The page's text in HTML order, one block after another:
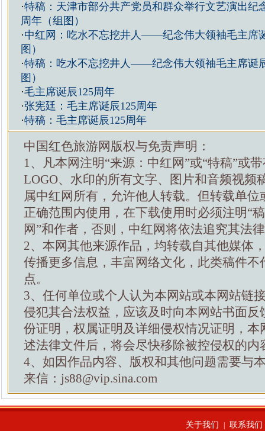
·特稿：天津市部分共产党员和群众举行文艺演出纪
周年（组图）
·中红网：吃水不忘挖井人——纪念伟大领袖毛主席
图）
·特稿：吃水不忘挖井人——纪念伟大领袖毛主席诞
图）
·毛主席诞辰125周年
·张宪廷：毛主席诞辰125周年
·特稿：毛主席诞辰125周年
中国红色旅游网版权与免责声明：
1、凡本网注明“来源：中红网”或“特稿”或
LOGO、水印的所有文字、图片和音频视频
属中红网所有，允许他人转载。但转载单位
正确范围内使用，在下载使用时必须注明“
网”和作者，否则，中红网将依法追究其法
2、本网其他来源作品，均转载自其他媒体
传播更多信息，丰富网络文化，此类稿件不
点。
3、任何单位或个人认为本网站或本网站链
侵犯其合法权益，应该及时向本网站书面反
份证明，权属证明及详细侵权情况证明，本
述法律文件后，将会尽快移除被控侵权的内
4、如因作品内容、版权和其他问题需要与
来信：js88@vip.sina.com
关于我们 联系我们